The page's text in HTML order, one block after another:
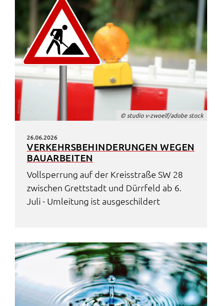
© studio v-zwoelf/adobe stock
26.06.2026
VERKEHRS­BE­HIN­DE­RUN­GEN WEGEN
BAUAR­BEI­TEN
Voll­sper­rung auf der Kreis­stra­ße SW 28
zwischen Grett­stadt und Dürr­feld ab 6.
Juli - Umlei­tung ist ausge­schil­dert